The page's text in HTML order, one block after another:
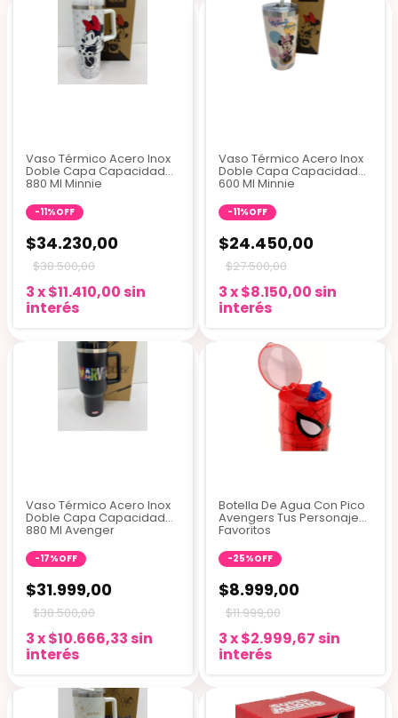
Vaso Térmico Acero Inox
Doble Capa Capacidad
880 Ml Minnie
-11%OFF
$34.230,00
$38.500,00
3x$11.410,00 sin
interés
Vaso Térmico Acero Inox
Doble Capa Capacidad
600 Ml Minnie
-11%OFF
$24.450,00
$27.500,00
3x$8.150,00 sin
interés
Vaso Térmico Acero Inox
Doble Capa Capacidad
880 Ml Avenger
-17%OFF
$31.999,00
$38.500,00
3x$10.666,33 sin
interés
Botella De Agua Con Pico
Avengers Tus Personajes
Favoritos
-25%OFF
$8.999,00
$11.999,00
3x$2.999,67 sin
interés